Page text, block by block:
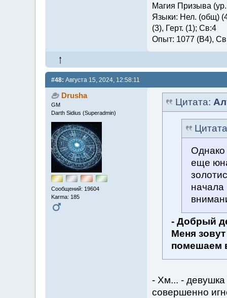
Магия Призыва
Языки: Нел. (общ)
(3), Герт. (1); Св:4
Опыт: 1077 (В4),
#48: Августа 15, 2024, 12:58:11
Drusha
GM
Darth Sidius (Superadmin)
Сообщений: 19604
Karma: 185
Цитата:
еще
начала
- Добрый
Меня
помешаем
- Хм... - девушка
совершенно